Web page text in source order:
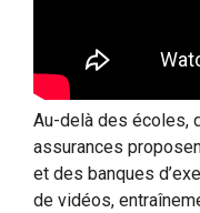
Au-delà des écoles,
assurances
et des banques
de vidéos,